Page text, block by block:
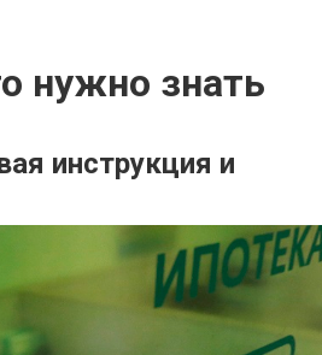
нужно знать
инструкция и